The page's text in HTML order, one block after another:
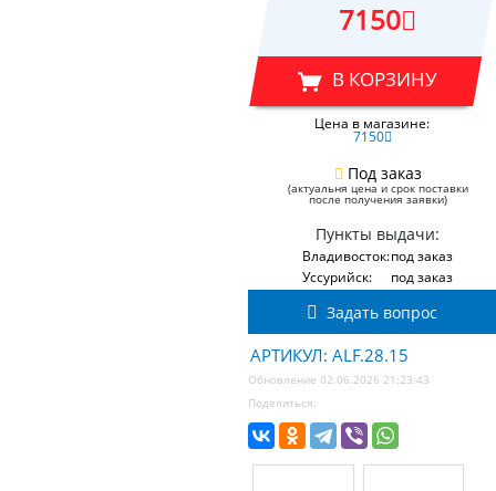
7150
В КОРЗИНУ
Цена в магазине:
7150
Под заказ
(актуальня цена и срок поставки
после получения заявки)
Пункты выдачи:
Владивосток:под заказ
Уссурийск:
под заказ
Задать вопрос
АРТИКУЛ: ALF.28.15
Обновление 02.06.2026 21:23:43
Поделиться: